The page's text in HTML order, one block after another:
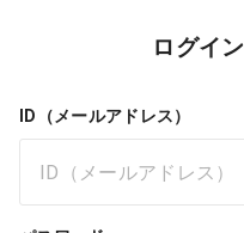
ログイ
ID（メールアドレス）